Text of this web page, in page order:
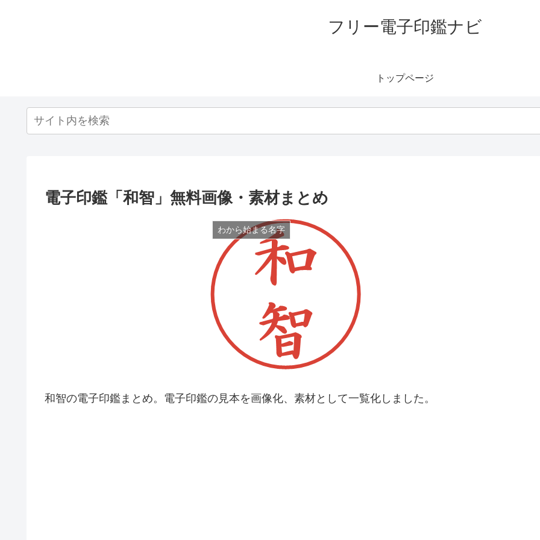
フリー電子印鑑ナビ
トップページ
電子印鑑「和智」無料画像・素材まとめ
わから始まる名字
和智の電子印鑑まとめ。電子印鑑の見本を画像化、素材として一覧化しました。